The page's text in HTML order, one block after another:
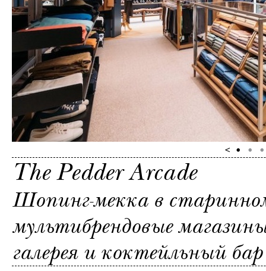
The Pedder Arcade
Шопинг-мекка в
мультибрендовые
галерея и коктейльный бар